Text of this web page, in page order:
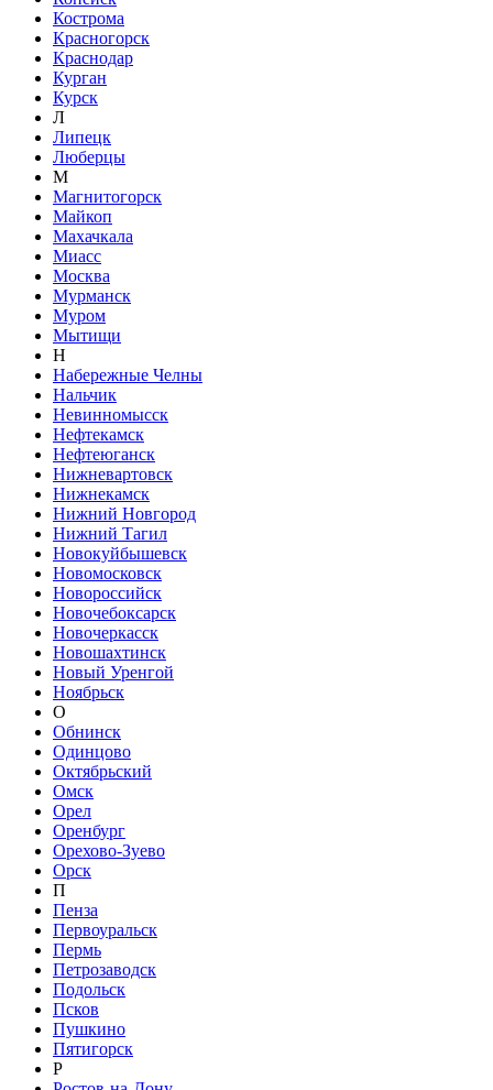
Кострома
Красногорск
Краснодар
Курган
Курск
Л
Липецк
Люберцы
М
Магнитогорск
Майкоп
Махачкала
Миасс
Москва
Мурманск
Муром
Мытищи
Н
Набережные Челны
Нальчик
Невинномысск
Нефтекамск
Нефтеюганск
Нижневартовск
Нижнекамск
Нижний Новгород
Нижний Тагил
Новокуйбышевск
Новомосковск
Новороссийск
Новочебоксарск
Новочеркасск
Новошахтинск
Новый Уренгой
Ноябрьск
О
Обнинск
Одинцово
Октябрьский
Омск
Орел
Оренбург
Орехово-Зуево
Орск
П
Пенза
Первоуральск
Пермь
Петрозаводск
Подольск
Псков
Пушкино
Пятигорск
Р